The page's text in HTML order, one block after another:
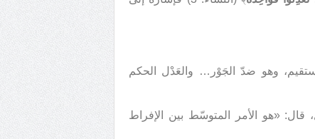
وهو ضدّ الجَوْر… والعَدْل الحكم
قال: «هو الأمر المتوسّط بين الإفراط